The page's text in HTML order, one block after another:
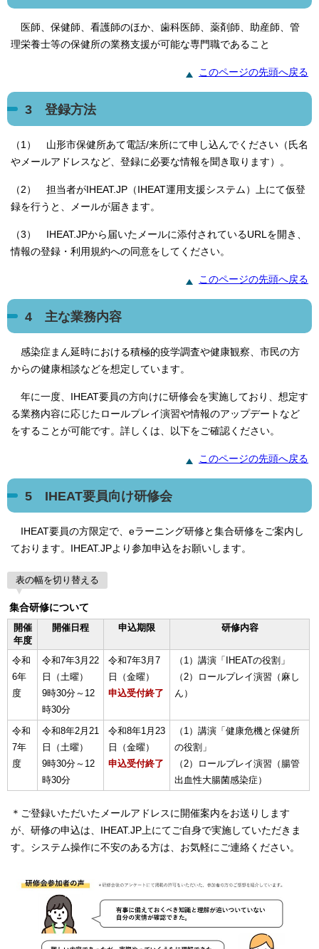
医師、保健師、看護師のほか、歯科医師、薬剤師、助産師、管
理栄養士等の保健所の業務支援が可能な専門職であること
このページの先頭へ戻る
3 登録方法
（1） 山形市保健所あて電話/来所にて申し込んでください（氏名
やメールアドレスなど、登録に必要な情報を聞き取ります）。
（2） 担当者がIHEAT.JP（IHEAT運用支援システム）上にて仮登
録を行うと、メールが届きます。
（3） IHEAT.JPから届いたメールに添付されているURLを開き、
情報の登録・利用規約への同意をしてください。
このページの先頭へ戻る
4 主な業務内容
感染症まん延時における積極的疫学調査や健康観察、市民の方
からの健康相談などを想定しています。
年に一度、IHEAT要員の方向けに研修会を実施しており、想定す
る業務内容に応じたロールプレイ演習や情報のアップデートなど
をすることが可能です。詳しくは、以下をご確認ください。
このページの先頭へ戻る
5 IHEAT要員向け研修会
IHEAT要員の方限定で、eラーニング研修と集合研修をご案内し
ております。IHEAT.JPより参加申込をお願いします。
表の幅を切り替える
集合研修について
開催
年度
開催日程 申込期限 研修内容
令和
6年
度
令和7年3月22
日（土曜）
9時30分～12
時30分
令和7年3月7
日（金曜）
申込受付終了
（1）講演「IHEATの役割」
（2）ロールプレイ演習（麻し
ん）
令和
7年
度
令和8年2月21
日（土曜）
9時30分～12
時30分
令和8年1月23
日（金曜）
申込受付終了
（1）講演「健康危機と保健所
の役割」
（2）ロールプレイ演習（腸管
出血性大腸菌感染症）
＊ご登録いただいたメールアドレスに開催案内をお送りします
が、研修の申込は、IHEAT.JP上にてご自身で実施していただきま
す。システム操作に不安のある方は、お気軽にご連絡ください。